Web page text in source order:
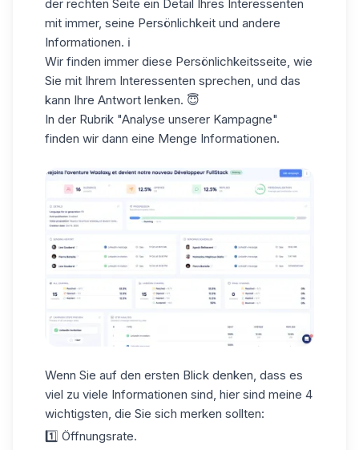
der rechten Seite ein Detail Ihres Interessenten
mit immer, seine Persönlichkeit und andere
Informationen. ℹ️
Wir finden immer diese Persönlichkeitsseite, wie
Sie mit Ihrem Interessenten sprechen, und das
kann Ihre Antwort lenken. 😇
In der Rubrik "Analyse unserer Kampagne"
finden wir dann eine Menge Informationen.
Wenn Sie auf den ersten Blick denken, dass es
viel zu viele Informationen sind, hier sind meine 4
wichtigsten, die Sie sich merken sollten:
1️⃣ Öffnungsrate.